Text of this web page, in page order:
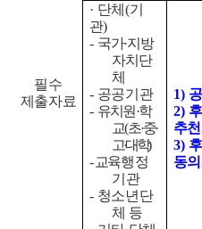
필수
제출자료
· 단체 (기
관)
- 국가·지방
자치 단
체
- 공공기관
- 유치원·학
교(초·중·
고·대학)
-교육행정
기관
- 청소년단
체 등
1)
2)
추
3)
동